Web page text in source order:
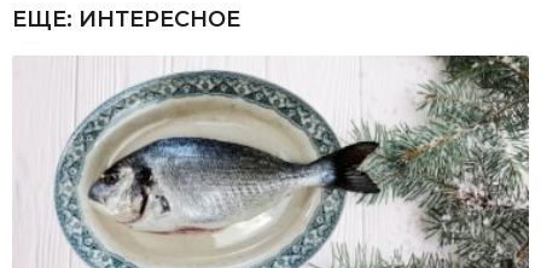
ЕЩЕ: ИНТЕРЕСНОЕ